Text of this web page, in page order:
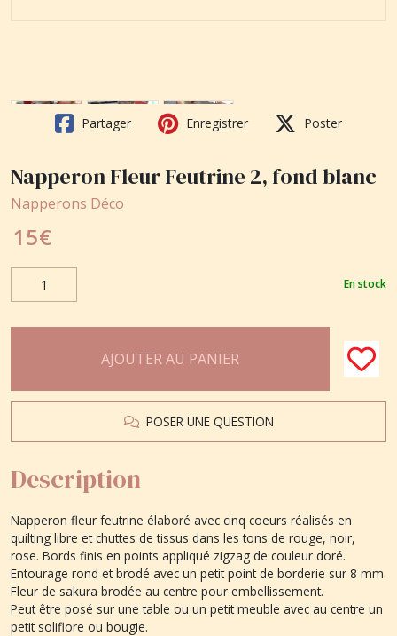
Partager Enregistrer Poster
Napperon Fleur Feutrine 2, fond blanc
Napperons Déco
15€
En stock
AJOUTER AU PANIER
POSER UNE QUESTION
Description
Napperon fleur feutrine élaboré avec cinq coeurs réalisés en
quilting libre et chuttes de tissus dans les tons de rouge, noir,
rose. Bords finis en points appliqué zigzag de couleur doré.
Entourage rond et brodé avec un petit point de borderie sur 8 mm.
Fleur de sakura brodée au centre pour embellissement.
Peut être posé sur une table ou un petit meuble avec au centre un
petit soliflore ou bougie.